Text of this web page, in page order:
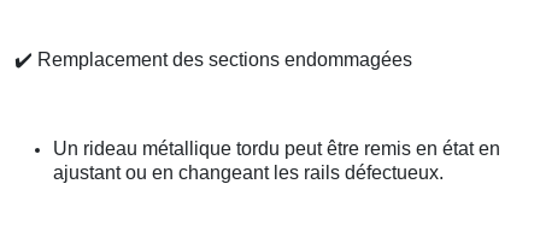
✔️ Remplacement des sections endommagées
Un rideau métallique tordu peut être remis en état en
ajustant ou en changeant les rails défectueux.